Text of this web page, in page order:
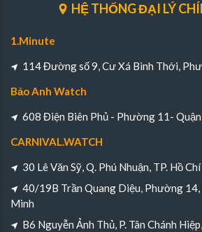
HỆ THỐNG ĐẠI LÝ
1.Minute
114 Đường số 9, Cư Xá Bình Thới,
Bảo Anh Watch
608 Điện Biên Phủ - Phường 11-
CARNIVAL.WATCH
30 Lê Văn Sỹ, Q. Phú Nhuận, TP. Hồ
40/19B Trần Quang Diệu, Phường 14,
Minh
B6 Nguyễn Ảnh Thủ, P. Tân Chánh